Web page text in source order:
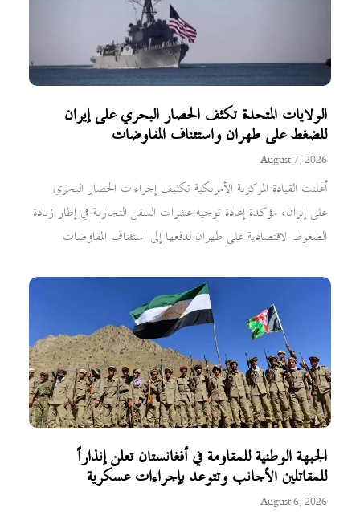
الولايات المتحدة تكثف الحصار البحري على إيران
للضغط على طهران واستئناف المفاوضات
August 7, 2026
أعلنت القيادة المركزية الأمريكية تكثيف إجراءات الحصار البحري
على إيران، مؤكدة إعادة توجيه عشرات السفن التجارية في إطار زيادة
الضغوط الاقتصادية على طهران لدفعها إلى استئناف المفاوضات
الجبهة الوطنية للمقاومة في أفغانستان تعلن إنذاراً
للمقاتلين الأجانب وتتوعد بإجراءات عسكرية
August 6, 2026